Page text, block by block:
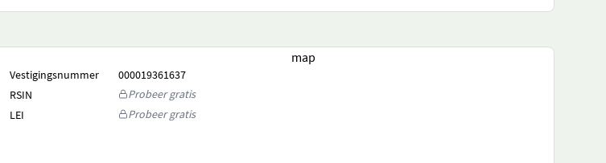
Vestigingsnummer
000019361637
RSIN
Probeer gratis
LEI
Probeer gratis
map